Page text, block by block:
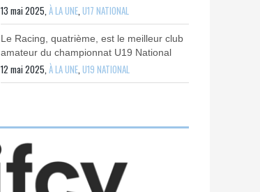
13 mai 2025,À LA UNE,U17 NATIONAL
Le Racing, quatrième, est le meilleur club
amateur du championnat U19 National
12 mai 2025,À LA UNE,U19 NATIONAL